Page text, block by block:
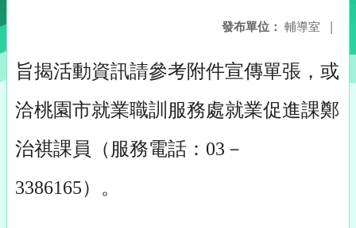
發布單位： 輔導室 |
旨揭活動資訊請參考附件宣傳單張，或
洽桃園市就業職訓服務處就業促進課鄭
治祺課員（服務電話：03－
3386165）。